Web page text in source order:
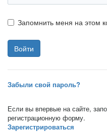
Запомнить меня на этом
Забыли свой пароль?
Если вы впервые на сайте,
регистрационную форму.
Зарегистрироваться